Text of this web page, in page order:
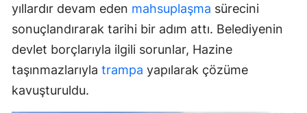
yıllardır devam eden mahsuplaşma sürecini
sonuçlandırarak tarihi bir adım attı. Belediyenin
devlet borçlarıyla ilgili sorunlar, Hazine
taşınmazlarıyla trampa yapılarak çözüme
kavuşturuldu.